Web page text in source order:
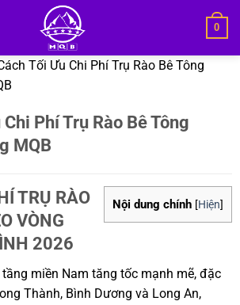
0
Tối Ưu Chi Phí Trụ Rào Bê Tông
Phí Trụ Rào Bê Tông
MQB
Nội dung chính [Hiện]
TRỤ RÀO
VÒNG
2026
miền Nam tăng tốc mạnh mẽ, đặc
Thành, Bình Dương và Long An,